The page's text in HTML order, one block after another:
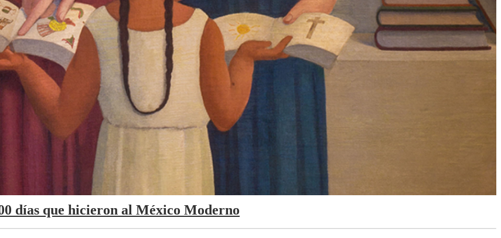
días que hicieron al México Moderno